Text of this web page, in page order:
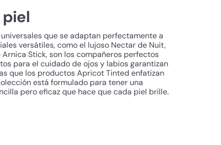
que se adaptan perfectamente a
versátiles, como el lujoso Nectar de Nuit,
Stick, son los compañeros perfectos
para el cuidado de ojos y labios garantizan
que los productos Apricot Tinted enfatizan
está formulado para tener una
pero eficaz que hace que cada piel brille.